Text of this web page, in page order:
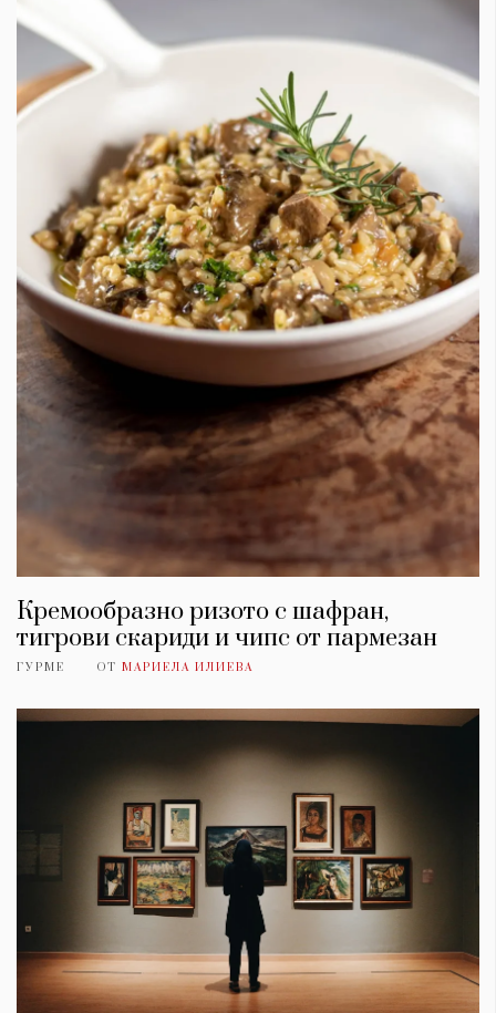
Кремообразно ризото с шафран,
тигрови скариди и чипс от пармезан
ГУРМЕ ОТ МАРИЕЛА ИЛИЕВА